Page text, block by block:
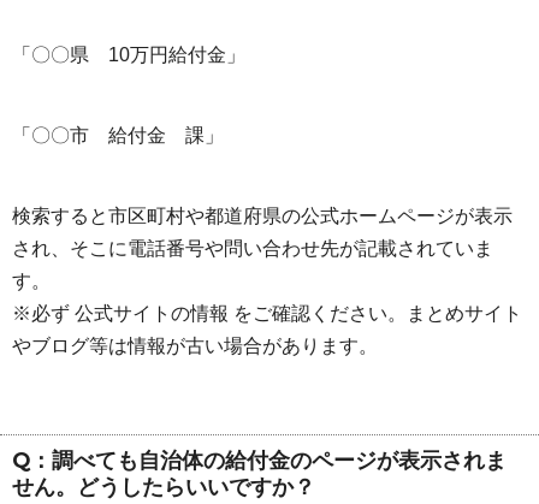
「〇〇県 10万円給付金」
「〇〇市 給付金 課」
検索すると市区町村や都道府県の公式ホームページが表示
され、そこに電話番号や問い合わせ先が記載されていま
す。
※必ず 公式サイトの情報 をご確認ください。まとめサイト
やブログ等は情報が古い場合があります。
Q：調べても自治体の給付金のページが表示されま
せん。どうしたらいいですか？